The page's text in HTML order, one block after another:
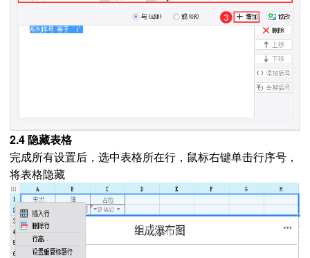
2.4 隐藏表格
完成所有设置后，选中表格所在行，鼠标右键单击行序号，
将表格隐藏